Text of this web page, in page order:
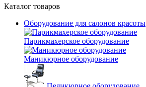
Каталог товаров
Оборудование для салонов красоты
Парикмахерское оборудование
Маникюрное оборудование